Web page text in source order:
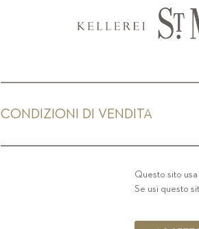
CONDIZIONI DI VENDITA
PRIVACY -
Questo sito
Se usi questo